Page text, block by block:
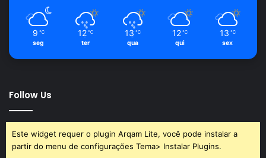
9 ℃
seg
12 ℃
ter
13 ℃
qua
12 ℃
qui
13 ℃
sex
Follow Us
Este widget requer o plugin Arqam Lite, você pode instalar a
partir do menu de configurações Tema> Instalar Plugins.